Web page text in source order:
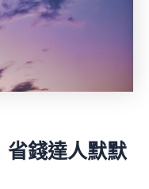
省錢達人默默